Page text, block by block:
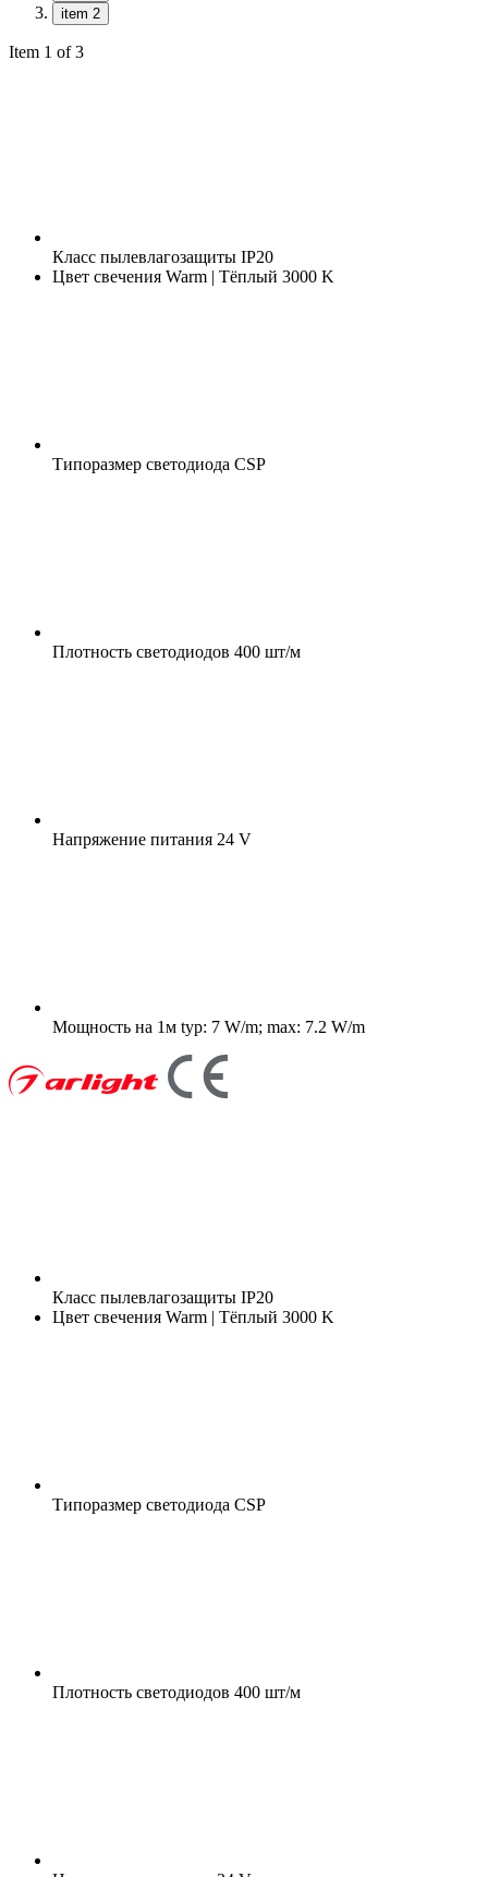
item 2
Item 1 of 3
Класс пылевлагозащиты IP20
Цвет свечения Warm | Тёплый 3000 K
Типоразмер светодиода CSP
Плотность светодиодов 400 шт/м
Напряжение питания 24 V
Мощность на 1м typ: 7 W/m; max: 7.2 W/m
Класс пылевлагозащиты IP20
Цвет свечения Warm | Тёплый 3000 K
Типоразмер светодиода CSP
Плотность светодиодов 400 шт/м